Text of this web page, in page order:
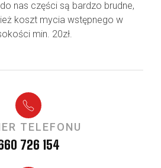
nas części są bardzo brudne,
koszt mycia wstępnego w
min. 20zł.
TELEFONU
726 154